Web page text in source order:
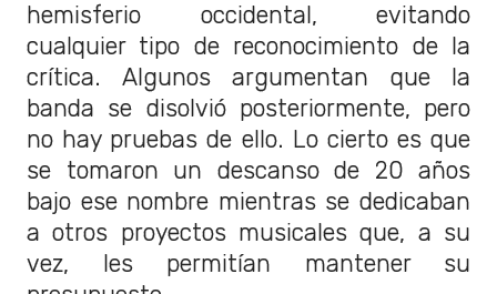
hemisferio occidental, evitando
cualquier tipo de reconocimiento de la
crítica. Algunos argumentan que la
banda se disolvió posteriormente, pero
no hay pruebas de ello. Lo cierto es que
se tomaron un descanso de 20 años
bajo ese nombre mientras se dedicaban
a otros proyectos musicales que, a su
vez, les permitían mantener su